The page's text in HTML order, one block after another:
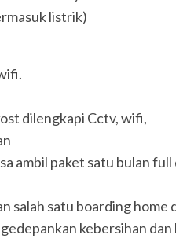
listrik)
dilengkapi Cctv, wifi,
ambil paket satu bulan
salah satu boarding
kebersihan